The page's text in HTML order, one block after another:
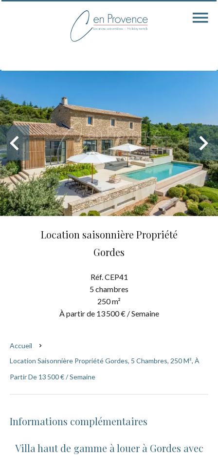
Location saisonnière Propriété
Gordes
Réf. CEP41
5 chambres
250 m²
À partir de 13 500 € / Semaine
Accueil
Location Saisonnière Propriété Gordes, 5 Chambres, 250 M², À
Partir De 13 500 € / Semaine
Informations complémentaires
Villa haut de gamme à louer à Gordes avec